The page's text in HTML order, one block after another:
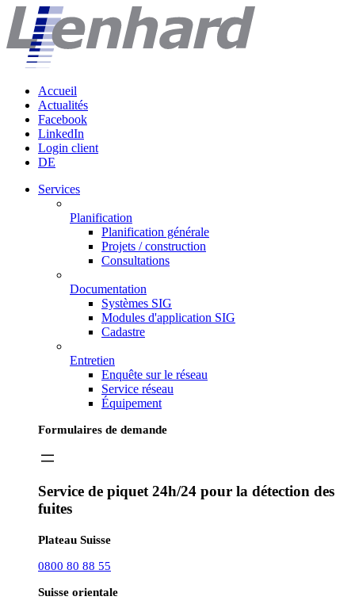
Accueil
Actualités
Facebook
LinkedIn
Login client
DE
Services
Planification
Planification générale
Projets / construction
Consultations
Documentation
Systèmes SIG
Modules d'application SIG
Cadastre
Entretien
Enquête sur le réseau
Service réseau
Équipement
Formulaires de demande
Service de piquet 24h/24 pour la détection des
fuites
Plateau Suisse
0800 80 88 55
Suisse orientale